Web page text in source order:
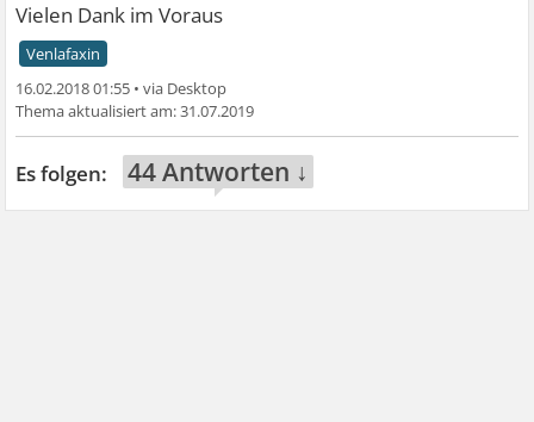
Vielen Dank im Voraus
Venlafaxin
16.02.2018 01:55 •
31.07.2019
44 Antworten ↓